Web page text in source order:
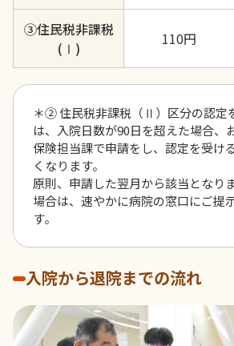
③住民税非課税
(Ⅰ)
110円
＊② 住民税非課税（Ⅱ）区分の認定
は、入院日数が90日を超えた場合、
保険担当課で申請をし、認定を受け
くなります。
原則、申請した翌月から該当となり
場合は、速やかに病院の窓口にご提
す。
入院から退院までの流れ